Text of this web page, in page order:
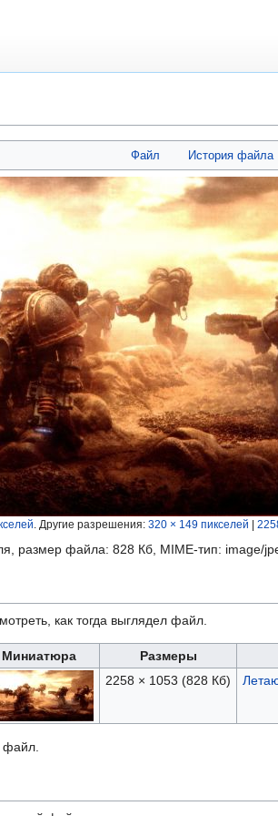
Файл История файла
Другие разрешения: 320 × 149 пикселей
размер файла: 828 Кб, MIME-тип: image/
как тогда выглядел файл.
Миниатюра Размеры
2258 × 1053 (828 Кб)
файл.